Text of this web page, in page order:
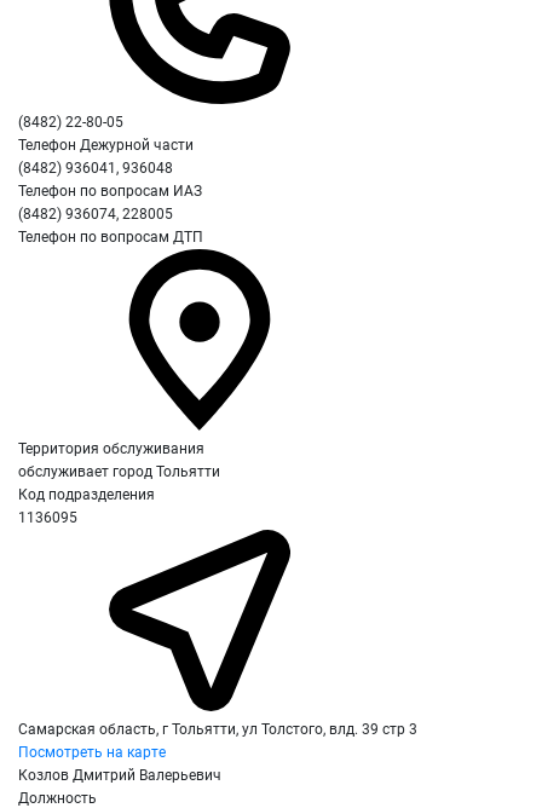
(8482) 22-80-05
Телефон Дежурной части
(8482) 936041, 936048
Телефон по вопросам ИАЗ
(8482) 936074, 228005
Телефон по вопросам ДТП
Территория обслуживания
обслуживает город Тольятти
Код подразделения
1136095
Самарская область, г Тольятти, ул Толстого, влд. 39 стр 3
Посмотреть на карте
Козлов Дмитрий Валерьевич
Должность